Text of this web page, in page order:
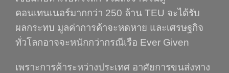
คอนเทนเนอร์มากกว่า 250 ล้าน TEU จะได้รับ
ผลกระทบ มูลค่าการค้าจะหดหาย และเศรษฐกิจ
ทั่วโลกอาจจะหนักกว่ากรณีเรือ Ever Given
เพราะการค้าระหว่างประเทศ อาศัยการขนส่งทาง